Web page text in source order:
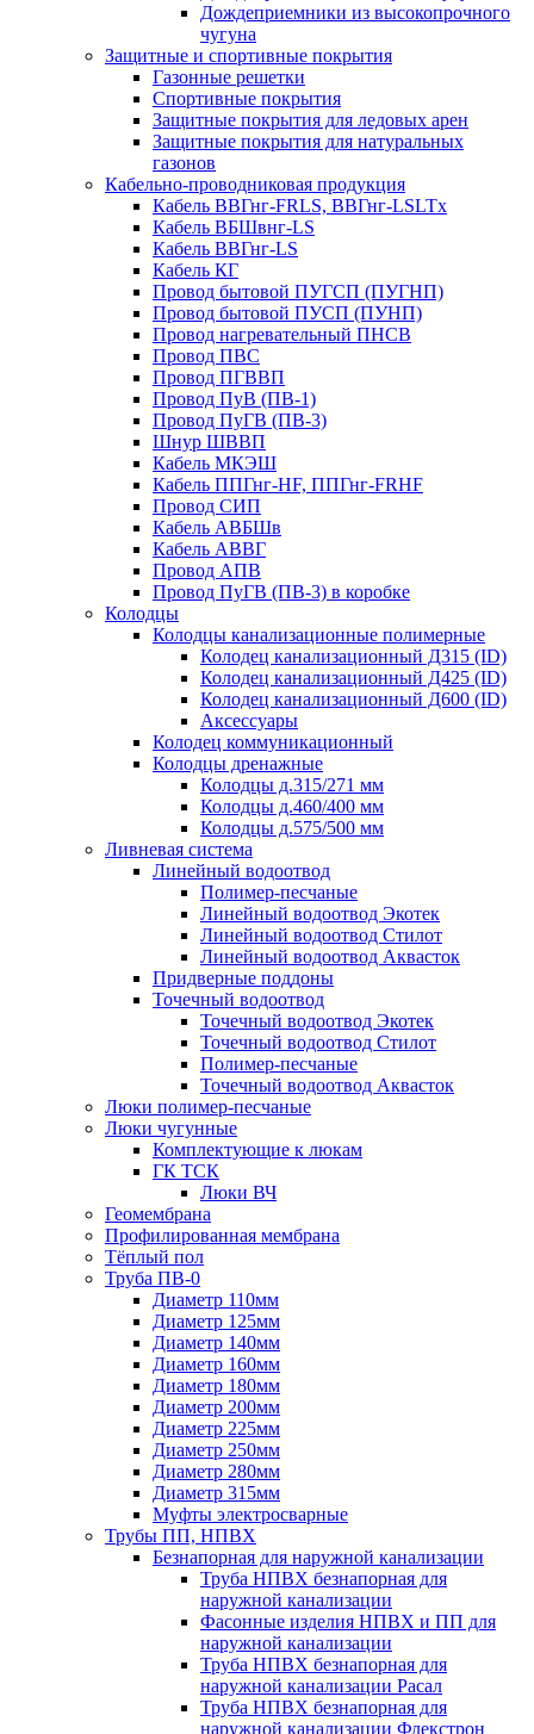
Дождеприемники из высокопрочного
чугуна
Защитные и спортивные покрытия
Газонные решетки
Спортивные покрытия
Защитные покрытия для ледовых арен
Защитные покрытия для натуральных
газонов
Кабельно-проводниковая продукция
Кабель ВВГнг-FRLS, ВВГнг-LSLTx
Кабель ВБШвнг-LS
Кабель ВВГнг-LS
Кабель КГ
Провод бытовой ПУГСП (ПУГНП)
Провод бытовой ПУСП (ПУНП)
Провод нагревательный ПНСВ
Провод ПВС
Провод ПГВВП
Провод ПуВ (ПВ-1)
Провод ПуГВ (ПВ-3)
Шнур ШВВП
Кабель МКЭШ
Кабель ППГнг-HF, ППГнг-FRHF
Провод СИП
Кабель АВБШв
Кабель АВВГ
Провод АПВ
Провод ПуГВ (ПВ-3) в коробке
Колодцы
Колодцы канализационные полимерные
Колодец канализационный Д315 (ID)
Колодец канализационный Д425 (ID)
Колодец канализационный Д600 (ID)
Аксессуары
Колодец коммуникационный
Колодцы дренажные
Колодцы д.315/271 мм
Колодцы д.460/400 мм
Колодцы д.575/500 мм
Ливневая система
Линейный водоотвод
Полимер-песчаные
Линейный водоотвод Экотек
Линейный водоотвод Стилот
Линейный водоотвод Аквасток
Придверные поддоны
Точечный водоотвод
Точечный водоотвод Экотек
Точечный водоотвод Стилот
Полимер-песчаные
Точечный водоотвод Аквасток
Люки полимер-песчаные
Люки чугунные
Комплектующие к люкам
ГК ТСК
Люки ВЧ
Геомембрана
Профилированная мембрана
Тёплый пол
Труба ПВ-0
Диаметр 110мм
Диаметр 125мм
Диаметр 140мм
Диаметр 160мм
Диаметр 180мм
Диаметр 200мм
Диаметр 225мм
Диаметр 250мм
Диаметр 280мм
Диаметр 315мм
Муфты электросварные
Трубы ПП, НПВХ
Безнапорная для наружной канализации
Труба НПВХ безнапорная для
наружной канализации
Фасонные изделия НПВХ и ПП для
наружной канализации
Труба НПВХ безнапорная для
наружной канализации Расал
Труба НПВХ безнапорная для
наружной канализации Флекстрон